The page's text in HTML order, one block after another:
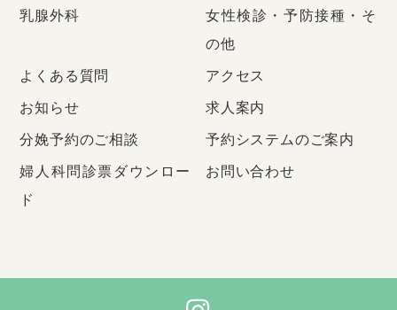
乳腺外科
女性検診・予防接種・そ
の他
よくある質問 アクセス
お知らせ 求人案内
分娩予約のご相談 予約システムのご案内
婦人科問診票ダウンロー
ド
お問い合わせ